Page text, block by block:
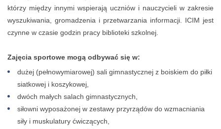
którzy między innymi wspierają uczniów i nauczycieli w zakresie
wyszukiwania, gromadzenia i przetwarzania informacji. ICIM jest
czynne w czasie godzin pracy biblioteki szkolnej.
Zajęcia sportowe mogą odbywać się w:
dużej (pełnowymiarowej) sali gimnastycznej z boiskiem do piłki
siatkowej i koszykowej,
dwóch małych salach gimnastycznych,
siłowni wyposażonej w zestawy przyrządów do wzmacniania
siły i muskulatury ćwiczących,